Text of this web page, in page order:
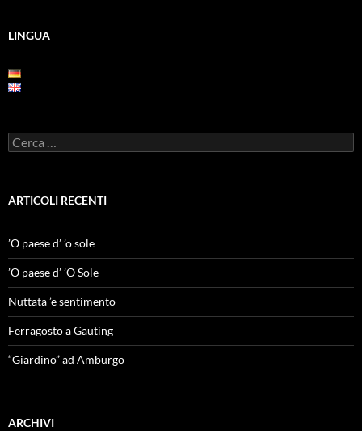
LINGUA
Ricerca
per:
ARTICOLI RECENTI
’O paese d’ ’o sole
’O paese d’ ’O Sole
Nuttata ’e sentimento
Ferragosto a Gauting
“Giardino” ad Amburgo
ARCHIVI